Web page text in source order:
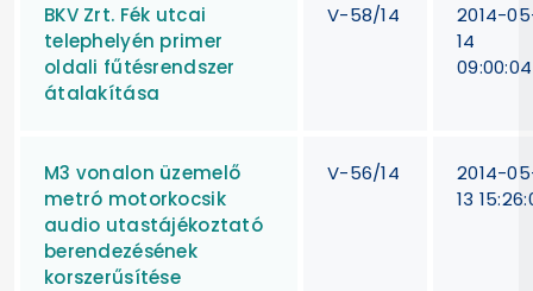
BKV Zrt. Fék utcai
telephelyén primer
oldali fűtésrendszer
átalakítása
V-58/14
2014-
14
09:00:04
M3 vonalon üzemelő
metró motorkocsik
audio utastájékoztató
berendezésének
korszerűsítése
V-56/14
2014-
13